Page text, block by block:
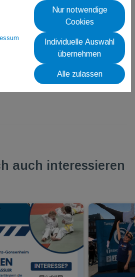
auch interessieren
Nur notwendige
Cookies
Individuelle Auswahl
übernehmen
Alle zulassen